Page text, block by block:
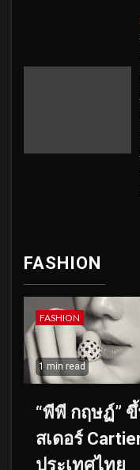
FASHION
FASHION
1 min read
“พีพี กฤษฏ์”
สเดอร์
ประเทศไทย